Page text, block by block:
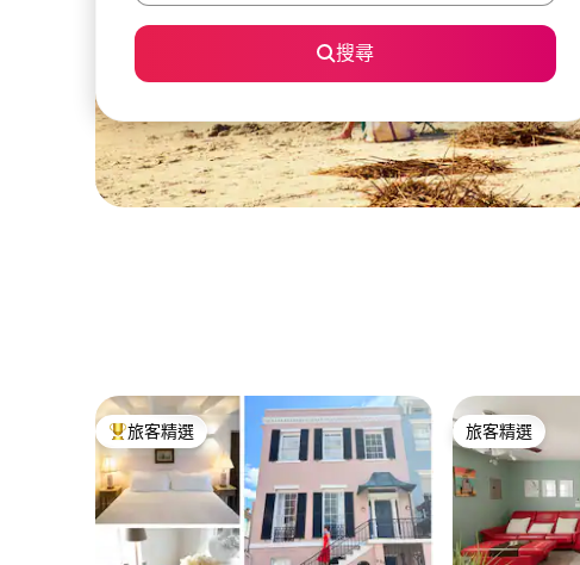
搜尋
旅客精選榜首
旅客精選 旅客精選
旅客精選